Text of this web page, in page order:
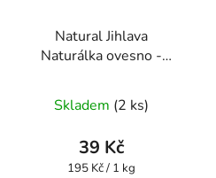
Natural Jihlava
Naturálka ovesno -
instantní kaše 200g
Skladem (2 ks)
39 Kč
Měrná
195 Kč / 1 kg